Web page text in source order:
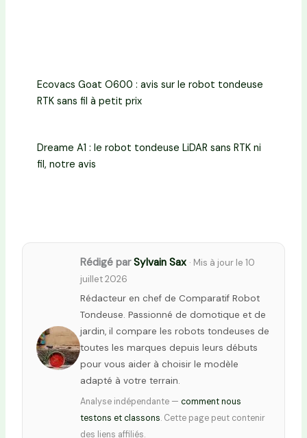
Ecovacs Goat O600 : avis sur le robot tondeuse
RTK sans fil à petit prix
Dreame A1 : le robot tondeuse LiDAR sans RTK ni
fil, notre avis
Rédigé parSylvain Sax · Mis à jour le 10
juillet 2026
Rédacteur en chef de Comparatif Robot
Tondeuse. Passionné de domotique et de
jardin, il compare les robots tondeuses de
toutes les marques depuis leurs débuts
pour vous aider à choisir le modèle
adapté à votre terrain.
Analyse indépendante — comment nous
testons et classons. Cette page peut contenir
des liens affiliés.